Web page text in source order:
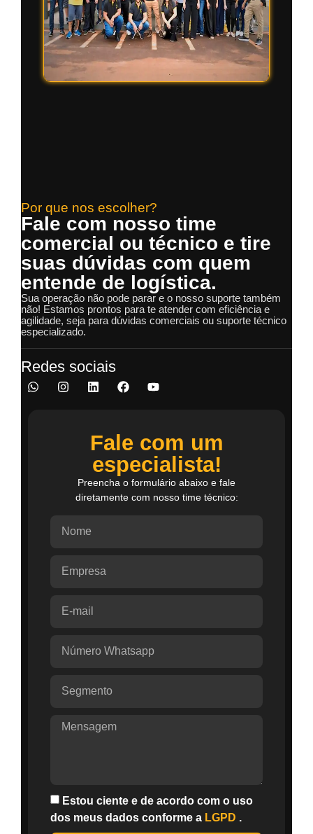
Por que nos escolher?
Fale com nosso time
comercial ou técnico e tire
suas dúvidas com quem
entende de logística.
Sua operação não pode parar e o nosso suporte também
não! Estamos prontos para te atender com eficiência e
agilidade, seja para dúvidas comerciais ou suporte técnico
especializado.
Redes sociais
Fale com um
especialista!
Preencha o formulário abaixo e fale
diretamente com nosso time técnico:
Estou ciente e de acordo com o uso
dos meus dados conforme a LGPD .